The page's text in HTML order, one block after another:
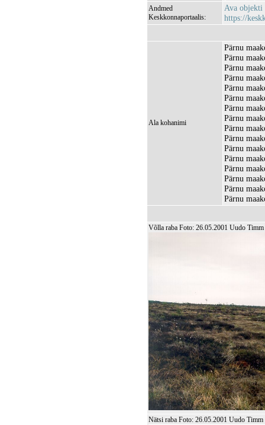
Andmed
Keskkonnaportaalis:
Ava objekti
https://
Ala kohanimi
Pärnu
Pärnu
Pärnu
Pärnu
Pärnu
Pärnu
Pärnu
Pärnu
Pärnu
Pärnu
Pärnu
Pärnu
Pärnu
Pärnu
Pärnu
Pärnu
Võlla raba Foto: 26.05.2001 Uudo Timm
Nätsi raba Foto: 26.05.2001 Uudo Timm